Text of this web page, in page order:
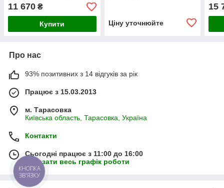
11 670 ₴
Купити Ціну уточнюйте
15
Про нас
93% позитивних з 14 відгуків за рік
Працює з 15.03.2013
м. Тарасовка
Київська область, Тарасовка, Україна
Контакти
Сьогодні працює з 11:00 до 16:00
Показати весь графік роботи
КНОПКА
ЗВ'ЯЗКУ